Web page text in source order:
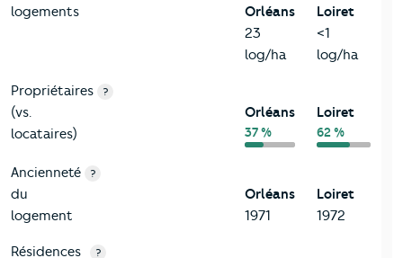
logements
Orléans
23
log/ha
Loiret
<1
log/ha
Propriétaires
(vs.
locataires)
?
Orléans
37 %
Loiret
62 %
Ancienneté
du
logement
?
Orléans
1971
Loiret
1972
Résidences
?